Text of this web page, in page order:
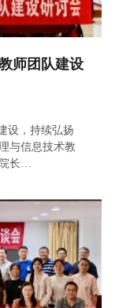
师团队建设
设，持续弘扬
与信息技术教
长…